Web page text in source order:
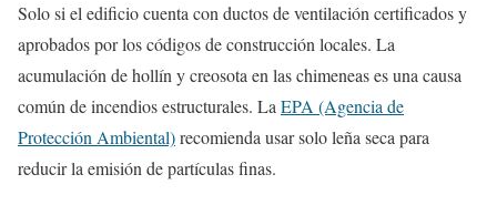
Solo si el edificio cuenta con ductos de ventilación certificados y
aprobados por los códigos de construcción locales. La
acumulación de hollín y creosota en las chimeneas es una causa
común de incendios estructurales. La EPA (Agencia de
Protección Ambiental)recomienda usar solo leña seca para
reducir la emisión de partículas finas.